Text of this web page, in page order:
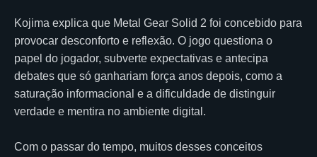
Kojima explica que Metal Gear Solid 2 foi concebido para
provocar desconforto e reflexão. O jogo questiona o
papel do jogador, subverte expectativas e antecipa
debates que só ganhariam força anos depois, como a
saturação informacional e a dificuldade de distinguir
verdade e mentira no ambiente digital.
Com o passar do tempo, muitos desses conceitos